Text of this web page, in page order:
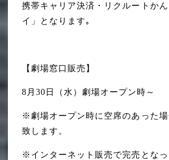
携帯キャリア決済・リクルートか
イ」となります｡
【劇場窓口販売】
8月30日（水）劇場オープン時～
※劇場オープン時に空席のあった
致します。
※インターネット販売で完売とな